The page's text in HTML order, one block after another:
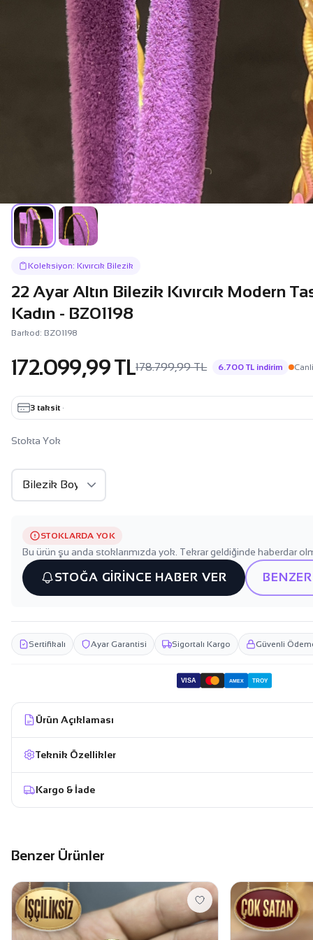
Koleksiyon: Kıvırcık Bilezik
22 Ayar Altın Bilezik Kıvırcık Modern
Kadın - BZ01198
Barkod: BZ01198
172.099,99 TL178.799,99 TL 6.700 TL indirim
3 taksit ·
Stokta Yok
STOKLARDA YOK
Bu ürün şu anda stoklarımızda yok. Tekrar geldiğinde haberdar
STOĞA GİRİNCE HABER VER
Sertifikalı Ayar Garantisi Sigortalı Kargo Güvenli
VISA AMEX TROY
Ürün Açıklaması
Teknik Özellikler
Kargo & İade
Benzer Ürünler